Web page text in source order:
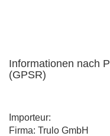
Informationen nach
(GPSR)
Importeur:
Firma: Trulo GmbH